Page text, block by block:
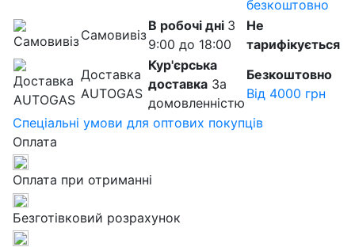
безкоштовно
Самовивіз
В робочі дні З
9:00 до 18:00
Не
тарифікується
Доставка
AUTOGAS
Кур'єрська
доставка За
домовленністю
Безкоштовно
Від 4000 грн
Спеціальні умови для оптових покупців
Оплата
Оплата при отриманні
Безготівковий розрахунок